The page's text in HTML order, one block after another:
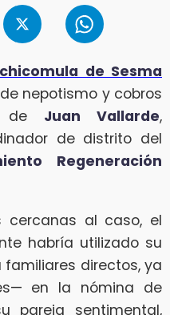
de Sesma
nepotismo y cobros
de Juan Vallarde,
de distrito del
Regeneración
cercanas al caso, el
habría utilizado su
directos, ya
en la nómina de
pareja sentimental,